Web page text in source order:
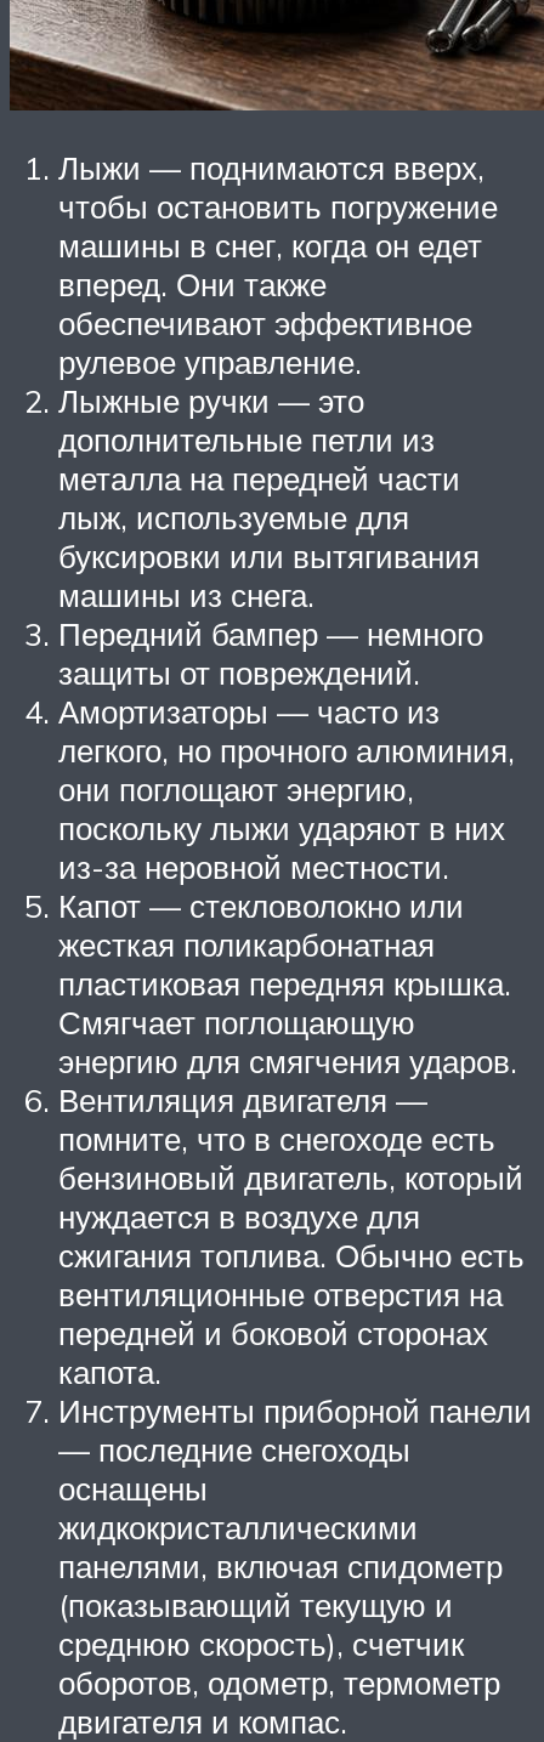
Лыжи — поднимаются вверх,
чтобы остановить погружение
машины в снег, когда он едет
вперед. Они также
обеспечивают эффективное
рулевое управление.
Лыжные ручки — это
дополнительные петли из
металла на передней части
лыж, используемые для
буксировки или вытягивания
машины из снега.
Передний бампер — немного
защиты от повреждений.
Амортизаторы — часто из
легкого, но прочного алюминия,
они поглощают энергию,
поскольку лыжи ударяют в них
из-за неровной местности.
Капот — стекловолокно или
жесткая поликарбонатная
пластиковая передняя крышка.
Смягчает поглощающую
энергию для смягчения ударов.
Вентиляция двигателя —
помните, что в снегоходе есть
бензиновый двигатель, который
нуждается в воздухе для
сжигания топлива. Обычно есть
вентиляционные отверстия на
передней и боковой сторонах
капота.
Инструменты приборной панели
— последние снегоходы
оснащены
жидкокристаллическими
панелями, включая спидометр
(показывающий текущую и
среднюю скорость), счетчик
оборотов, одометр, термометр
двигателя и компас.